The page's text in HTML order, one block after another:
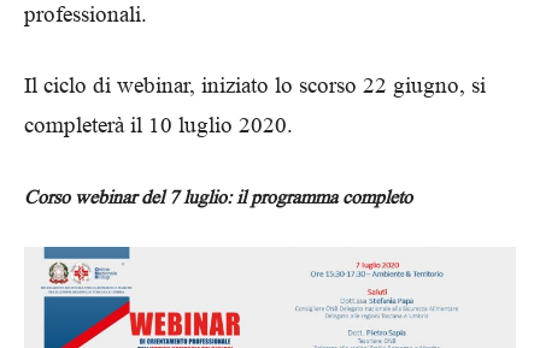
professionali.
Il ciclo di webinar, iniziato lo scorso 22 giugno, si
completerà il 10 luglio 2020.
Corso webinar del 7 luglio: il programma completo